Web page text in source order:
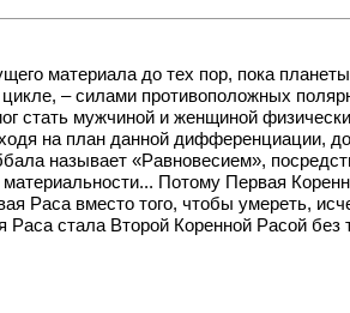
материала до тех пор, пока
– силами противоположных
стать мужчиной и женщиной
на план данной дифференциации,
называет «Равновесием»,
Потому Первая
Раса вместо того, чтобы умереть,
стала Второй Коренной Расой без